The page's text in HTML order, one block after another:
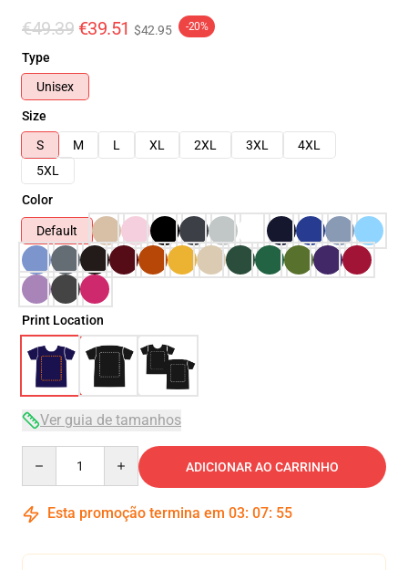
€49.39 €39.51 $42.95 -20%
Type
Unisex
Size
S
M L XL 2XL 3XL
4XL
5XL
Color
Default
Print Location
Ver guia de tamanhos
ADICIONAR AO CARRINHO
Esta promoção termina em 03: 07: 54